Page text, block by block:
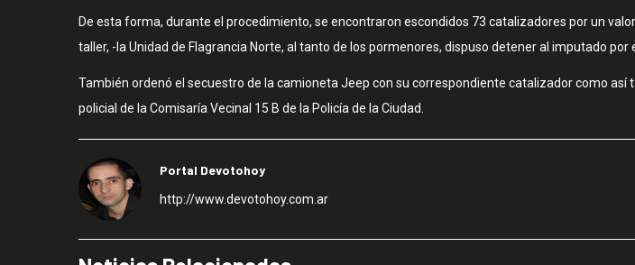
De esta forma, durante el procedimiento, se encontraron escondidos 73 catalizadores por un
taller, -la Unidad de Flagrancia Norte, al tanto de los pormenores, dispuso detener al imputado
También ordenó el secuestro de la camioneta Jeep con su correspondiente catalizador como
policial de la Comisaría Vecinal 15 B de la Policía de la Ciudad.
Portal Devotohoy
http://www.devotohoy.com.ar